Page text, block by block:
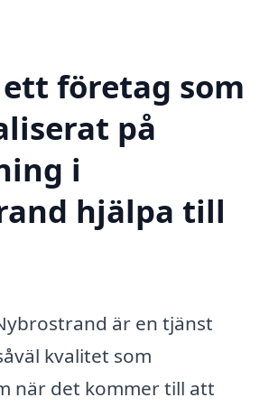
företag som
på
i
hjälpa till
är en tjänst
kvalitet som
när det kommer till att